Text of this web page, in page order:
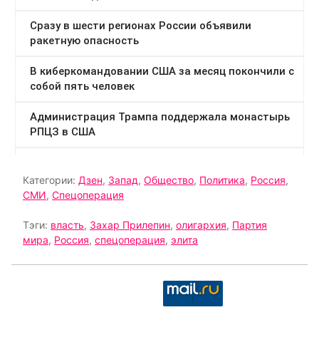
Категории: Дзен, Запад, Общество, Политика, Россия,
СМИ, Спецоперация
Тэги: власть, Захар Прилепин, олигархия, Партия
мира, Россия, спецоперация, элита